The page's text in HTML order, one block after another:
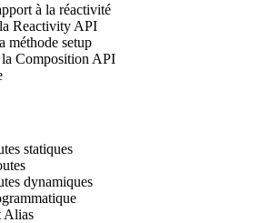
à la réactivité
Reactivity API
méthode setup
Composition API
statiques
dynamiques
Alias